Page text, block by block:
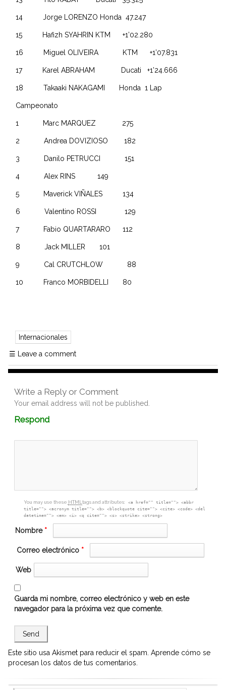
14 Jorge LORENZO Honda 47.247
15 Hafizh SYAHRIN KTM +1’02.280
16 Miguel OLIVEIRA KTM +1’07.831
17 Karel ABRAHAM Ducati +1’24.666
18 Takaaki NAKAGAMI Honda 1 Lap
Campeonato
1 Marc MARQUEZ 275
2 Andrea DOVIZIOSO 182
3 Danilo PETRUCCI 151
4 Alex RINS 149
5 Maverick VIÑALES 134
6 Valentino ROSSI 129
7 Fabio QUARTARARO 112
8 Jack MILLER 101
9 Cal CRUTCHLOW 88
10 Franco MORBIDELLI 80
Internacionales
☰ Leave a comment
Write a Reply or Comment
Your email address will not be published.
RespondComment
box
You may use these HTML tags and attributes:
<a href="" title=""> <abbr
title=""> <acronym title=""> <b> <blockquote cite=""> <cite> <code> <del
datetime=""> <em> <i> <q cite=""> <s> <strike> <strong>
Nombre *
Correo electrónico *
Web
Guarda mi nombre, correo electrónico y web en este
navegador para la próxima vez que comente.
Este sitio usa Akismet para reducir el spam. Aprende cómo se
procesan los datos de tus comentarios.